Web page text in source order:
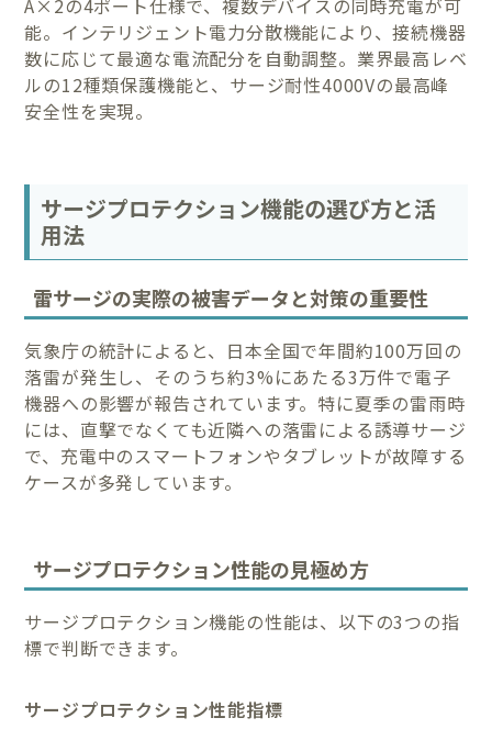
A×2の4ポート仕様で、複数デバイスの同時充電が可
能。インテリジェント電力分散機能により、接続機器
数に応じて最適な電流配分を自動調整。業界最高レベ
ルの12種類保護機能と、サージ耐性4000Vの最高峰
安全性を実現。
サージプロテクション機能の選び方と活
用法
雷サージの実際の被害データと対策の重要性
気象庁の統計によると、日本全国で年間約100万回の
落雷が発生し、そのうち約3%にあたる3万件で電子
機器への影響が報告されています。特に夏季の雷雨時
には、直撃でなくても近隣への落雷による誘導サージ
で、充電中のスマートフォンやタブレットが故障する
ケースが多発しています。
サージプロテクション性能の見極め方
サージプロテクション機能の性能は、以下の3つの指
標で判断できます。
サージプロテクション性能指標